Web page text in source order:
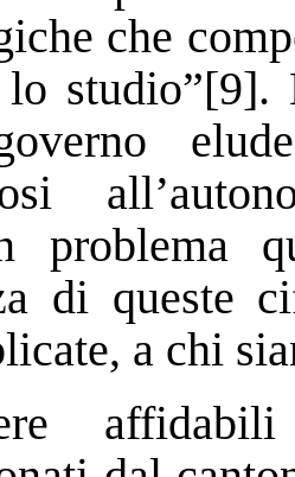
che
studio”[9].
problema
di queste
a chi